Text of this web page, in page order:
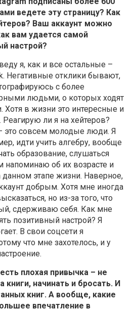
ведете эту страницу? Как
Ваш аккаунт можно
вам удается самой
настрой?
я, как и все остальные –
Негативные отклики бывают,
с более
людьми, о которых ходят
Хотя в жизни это интересные и
ли я на хейтеров?
это совсем молодые люди. Я
идти учить алгебру, вообще
образование, слушаться
напоминаю об их возрасте и
данном этапе жизни. Наверное,
добрым. Хотя мне иногда
но из-за того, что
сдерживаю себя. Как мне
позитивный настрой? Я
В свои соцсети я
что мне захотелось, и у
плохая привычка – не
книги, начинать и бросать. И
книг. А вообще, какие
впечатление в